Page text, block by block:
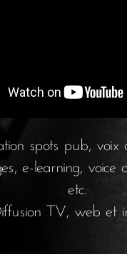
spots pub, voix
e-learning, voice
etc.
TV, web et